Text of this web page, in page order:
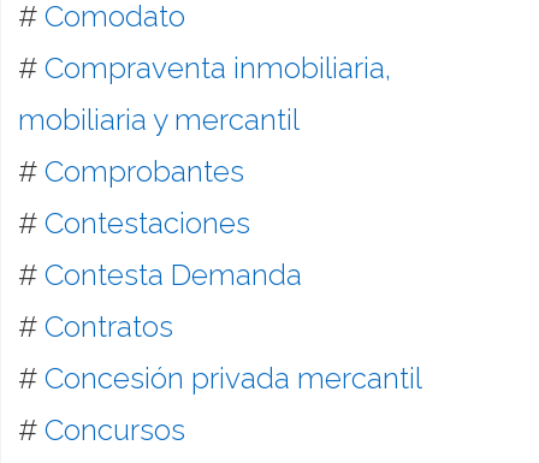
# Comodato
# Compraventa inmobiliaria,
mobiliaria y mercantil
# Comprobantes
# Contestaciones
# Contesta Demanda
# Contratos
# Concesión privada mercantil
# Concursos